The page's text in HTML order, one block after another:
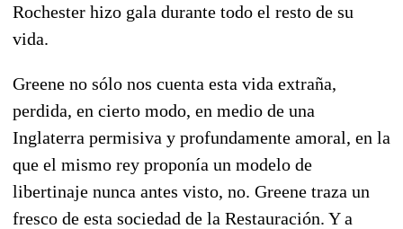
Rochester hizo gala durante todo el resto de su
vida.
Greene no sólo nos cuenta esta vida extraña,
perdida, en cierto modo, en medio de una
Inglaterra permisiva y profundamente amoral, en la
que el mismo rey proponía un modelo de
libertinaje nunca antes visto, no. Greene traza un
fresco de esta sociedad de la Restauración. Y a